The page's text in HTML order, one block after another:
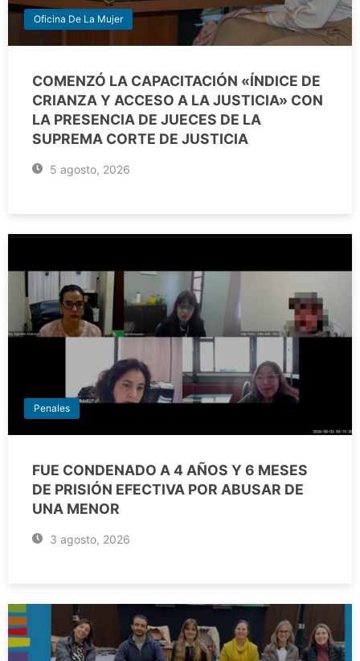
Oficina De La Mujer
COMENZÓ LA CAPACITACIÓN «ÍNDICE DE
CRIANZA Y ACCESO A LA JUSTICIA» CON
LA PRESENCIA DE JUECES DE LA
SUPREMA CORTE DE JUSTICIA
5 agosto, 2026
Penales
FUE CONDENADO A 4 AÑOS Y 6 MESES
DE PRISIÓN EFECTIVA POR ABUSAR DE
UNA MENOR
3 agosto, 2026